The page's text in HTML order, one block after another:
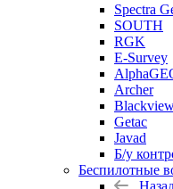
Spectra
SOUTH
RGK
E-Survey
Archer
Getac
Javad
Б/у
Беспилотные